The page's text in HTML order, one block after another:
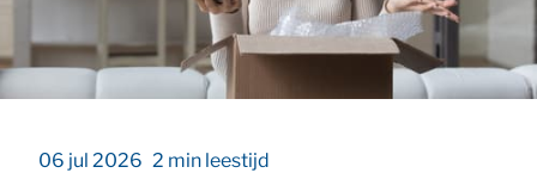
06 jul 2026 2 min leestijd